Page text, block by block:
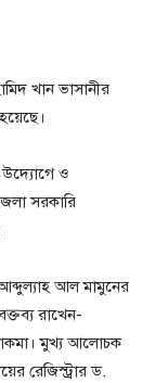
খান ভাসানীর
উদ্যোগে ও
সরকারি
আল মামুনের
রাখেন-
মুখ্য আলোচক
রেজিস্ট্রার ড.